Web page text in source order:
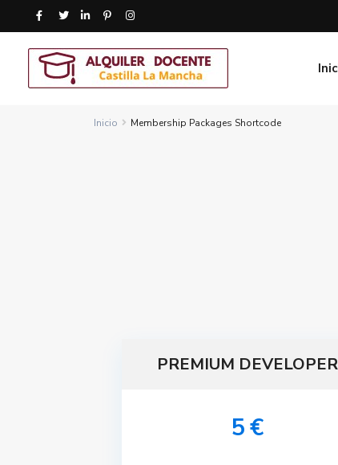
Inicio Membership Packages Shortcode
PREMIUM DEVELOPER
5 €